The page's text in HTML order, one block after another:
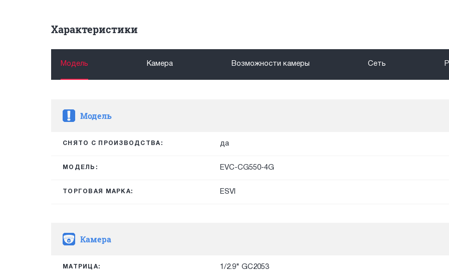
Характеристики
Модель Камера Возможности камеры Сеть
Модель
СНЯТО С ПРОИЗВОДСТВА: да
МОДЕЛЬ: EVC-CG550-4G
ТОРГОВАЯ МАРКА: ESVI
Камера
МАТРИЦА: 1/2.9" GC2053